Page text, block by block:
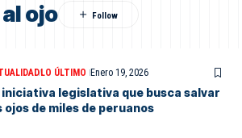
ojo
LO ÚLTIMO Enero 19, 2026
iniciativa legislativa que busca salvar
ojos de miles de peruanos